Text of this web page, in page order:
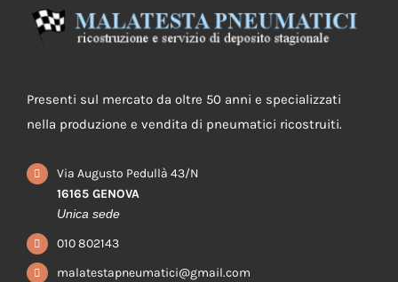
Presenti sul mercato da oltre 50 anni e specializzati
nella produzione e vendita di pneumatici ricostruiti.
Via Augusto Pedullà 43/N
16165 GENOVA
Unica sede
010 802143
malatestapneumatici@gmail.com